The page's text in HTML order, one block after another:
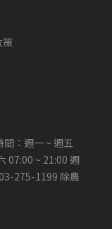
策
：週一 ~ 週五
07:00 ~ 21:00 週
275-1199 除農